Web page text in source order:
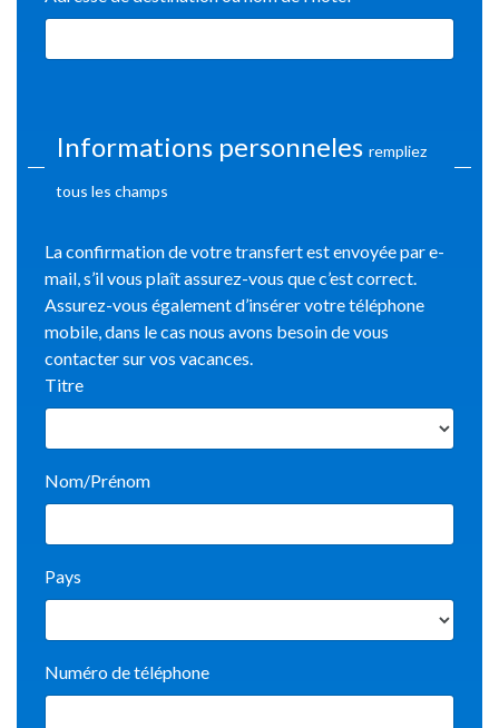
Informations personneles rempliez
tous les champs
La confirmation de votre transfert est envoyée par e-
mail, s’il vous plaît assurez-vous que c’est correct.
Assurez-vous également d’insérer votre téléphone
mobile, dans le cas nous avons besoin de vous
contacter sur vos vacances.
Titre
Nom/Prénom
Pays
Numéro de téléphone